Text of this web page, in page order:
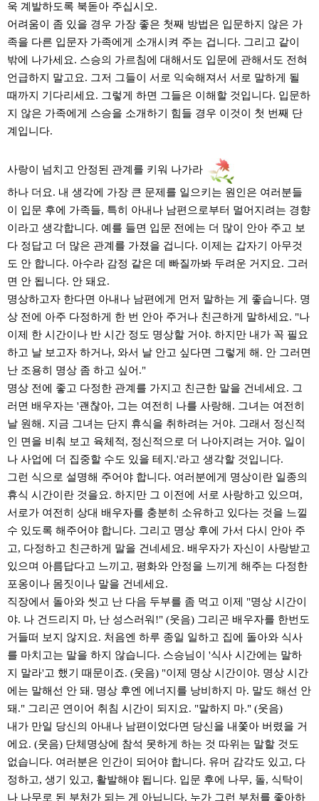
욱 계발하도록 북돋아 주십시오.
어려움이 좀 있을 경우 가장 좋은 첫째 방법은 입문하지 않은 가
족을 다른 입문자 가족에게 소개시켜 주는 겁니다. 그리고 같이
밖에 나가세요. 스승의 가르침에 대해서도 입문에 관해서도 전혀
언급하지 말고요. 그저 그들이 서로 익숙해져서 서로 말하게 될
때까지 기다리세요. 그렇게 하면 그들은 이해할 것입니다. 입문하
지 않은 가족에게 스승을 소개하기 힘들 경우 이것이 첫 번째 단
계입니다.
사랑이 넘치고 안정된 관계를 키워 나가라
하나 더요. 내 생각에 가장 큰 문제를 일으키는 원인은 여러분들
이 입문 후에 가족들, 특히 아내나 남편으로부터 멀어지려는 경향
이라고 생각합니다. 예를 들면 입문 전에는 더 많이 안아 주고 보
다 정답고 더 많은 관계를 가졌을 겁니다. 이제는 갑자기 아무것
도 안 합니다. 아수라 감정 같은 데 빠질까봐 두려운 거지요. 그러
면 안 됩니다. 안 돼요.
명상하고자 한다면 아내나 남편에게 먼저 말하는 게 좋습니다. 명
상 전에 아주 다정하게 한 번 안아 주거나 친근하게 말하세요. "나
이제 한 시간이나 반 시간 정도 명상할 거야. 하지만 내가 꼭 필요
하고 날 보고자 하거나, 와서 날 안고 싶다면 그렇게 해. 안 그러면
난 조용히 명상 좀 하고 싶어."
명상 전에 좋고 다정한 관계를 가지고 친근한 말을 건네세요. 그
러면 배우자는 '괜찮아, 그는 여전히 나를 사랑해. 그녀는 여전히
날 원해. 지금 그녀는 단지 휴식을 취하려는 거야. 그래서 정신적
인 면을 비춰 보고 육체적, 정신적으로 더 나아지려는 거야. 일이
나 사업에 더 집중할 수도 있을 테지.'라고 생각할 것입니다.
그런 식으로 설명해 주어야 합니다. 여러분에게 명상이란 일종의
휴식 시간이란 것을요. 하지만 그 이전에 서로 사랑하고 있으며,
서로가 여전히 상대 배우자를 충분히 소유하고 있다는 것을 느낄
수 있도록 해주어야 합니다. 그리고 명상 후에 가서 다시 안아 주
고, 다정하고 친근하게 말을 건네세요. 배우자가 자신이 사랑받고
있으며 아름답다고 느끼고, 평화와 안정을 느끼게 해주는 다정한
포옹이나 몸짓이나 말을 건네세요.
직장에서 돌아와 씻고 난 다음 두부를 좀 먹고 이제 "명상 시간이
야. 나 건드리지 마, 난 성스러워!" (웃음) 그리곤 배우자를 한번도
거들떠 보지 않지요. 처음엔 하루 종일 일하고 집에 돌아와 식사
를 마치고는 말을 하지 않습니다. 스승님이 '식사 시간에는 말하
지 말라'고 했기 때문이죠. (웃음) "이제 명상 시간이야. 명상 시간
에는 말해선 안 돼. 명상 후엔 에너지를 낭비하지 마. 말도 해선 안
돼." 그리곤 연이어 취침 시간이 되지요. "말하지 마." (웃음)
내가 만일 당신의 아내나 남편이었다면 당신을 내쫓아 버렸을 거
에요. (웃음) 단체명상에 참석 못하게 하는 것 따위는 말할 것도
없습니다. 여러분은 인간이 되어야 합니다. 유머 감각도 있고, 다
정하고, 생기 있고, 활발해야 됩니다. 입문 후에 나무, 돌, 식탁이
나 나무로 된 부처가 되는 게 아닙니다. 누가 그런 부처를 좋아하